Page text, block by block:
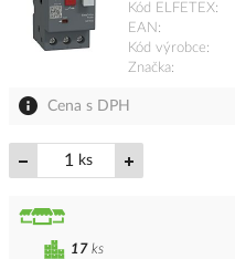
Kód ELFETEX
EAN
Kód výrobce
Značka
Cena s DPH
ks
17 ks